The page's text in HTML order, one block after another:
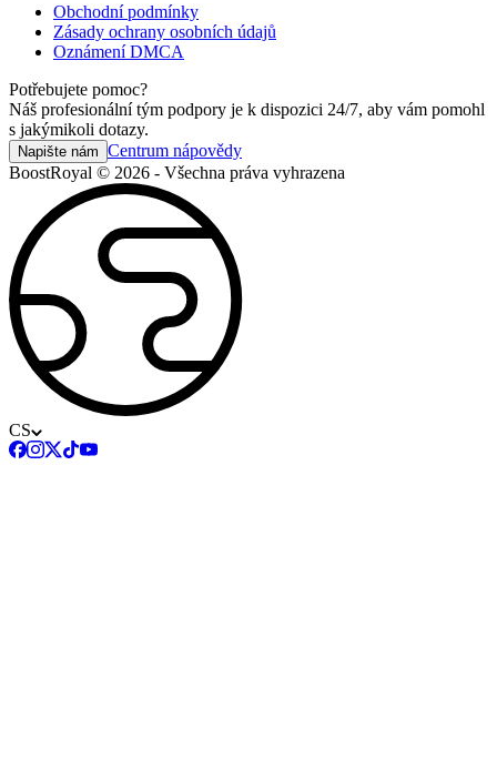
Obchodní podmínky
Zásady ochrany osobních údajů
Oznámení DMCA
Potřebujete pomoc?
Náš profesionální tým podpory je k dispozici 24/7, aby vám pomohl
s jakýmikoli dotazy.
Napište nám Centrum nápovědy
BoostRoyal © 2026 - Všechna práva vyhrazena
CS